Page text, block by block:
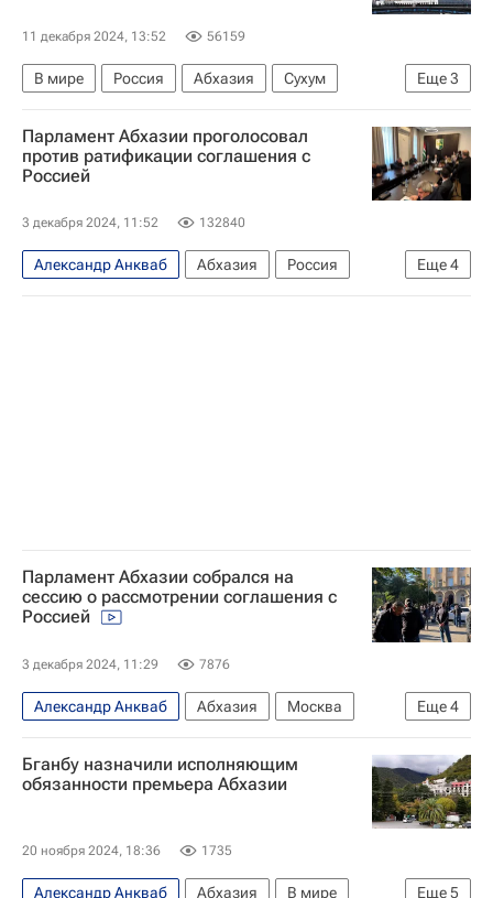
11 декабря 2024, 13:52 56159
Еще3
В мире Россия Абхазия
Сухум
Михаил Мишустин
Валерий Бганба
Аслан Бжания
Парламент Абхазии проголосовал
против ратификации соглашения с
Россией
3 декабря 2024, 11:52 132840
Еще4
Александр Анкваб Абхазия
Россия
Москва
Аслан Бжания
Парламент Абхазии собрался на
сессию о рассмотрении соглашения с
Россией
3 декабря 2024, 11:29 7876
Еще4
Александр Анкваб Абхазия
Москва
Сухум
Максим Решетников
Аслан Бжания
В мире
Бганбу назначили исполняющим
обязанности премьера Абхазии
20 ноября 2024, 18:36 1735
Еще5
Александр Анкваб Абхазия
В мире